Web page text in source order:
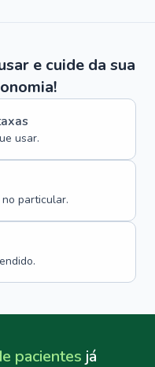
e cuide da sua
usar.
particular.
pacientes já